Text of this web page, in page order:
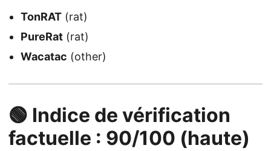
TonRAT (rat)
PureRat (rat)
Wacatac (other)
🟢 Indice de vérification
factuelle : 90/100 (haute)